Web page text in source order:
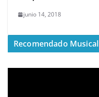
junio 14, 2018
Recomendado Musical